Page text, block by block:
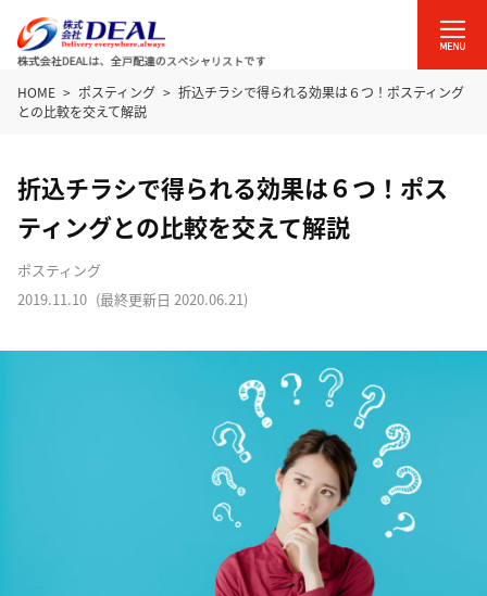
HOME ポスティング
折込チラシで得られる効果は６つ！ポスティング
との比較を交えて解説
折込チラシで得られる効果は６つ！ポス
ティングとの比較を交えて解説
ポスティング
2019.11.10 (最終更新日 2020.06.21)